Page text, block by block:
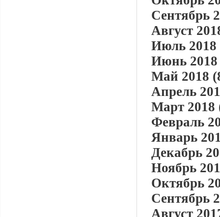
Сентябрь
Август
Июль 2018
Июнь 2018
Май 2018
Апрель
Март 2018
Февраль
Январь
Декабрь
Ноябрь
Октябрь
Сентябрь
Август